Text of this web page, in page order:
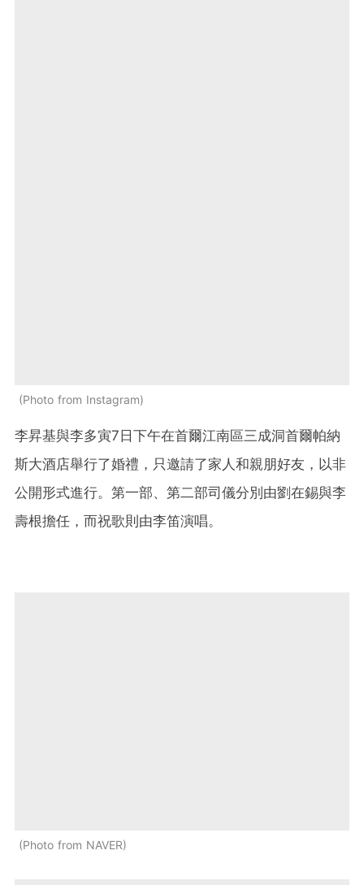
Photo from Instagram
李昇基與李多寅7日下午在首爾江南區三成洞首爾帕納
斯大酒店舉行了婚禮，只邀請了家人和親朋好友，以非
公開形式進行。第一部、第二部司儀分別由劉在錫與李
壽根擔任，而祝歌則由李笛演唱。
Photo from NAVER